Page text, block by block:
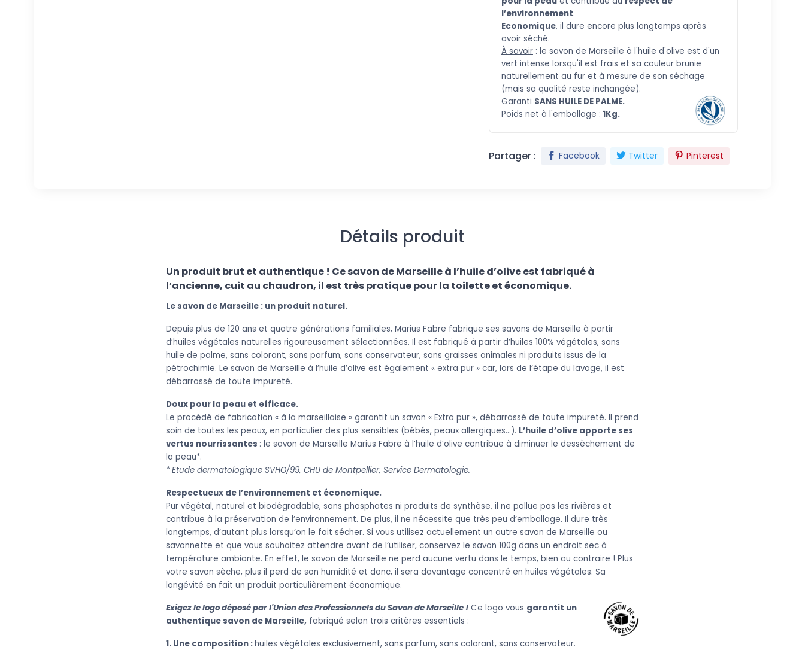
l’environnement.
Economique, il dure encore plus longtemps après
avoir séché.
À savoir: le savon de Marseille à l'huile d'olive est d'un
vert intense lorsqu'il est frais et sa couleur brunie
naturellement au fur et à mesure de son séchage
(mais sa qualité reste inchangée).
Garanti SANS HUILE DE PALME.
Poids net à l'emballage : 1Kg.
Partager : Facebook Twitter Pinterest
Détails produit
Un produit brut et authentique ! Ce savon de Marseille à l’huile d’olive est fabriqué à
l’ancienne, cuit au chaudron, il est très pratique pour la toilette et économique.
Le savon de Marseille : un produit naturel.
Depuis plus de 120 ans et quatre générations familiales, Marius Fabre fabrique ses savons de Marseille à partir
d’huiles végétales naturelles rigoureusement sélectionnées. Il est fabriqué à partir d’huiles 100% végétales, sans
huile de palme, sans colorant, sans parfum, sans conservateur, sans graisses animales ni produits issus de la
pétrochimie. Le savon de Marseille à l’huile d’olive est également « extra pur » car, lors de l’étape du lavage, il est
débarrassé de toute impureté.
Doux pour la peau et efficace.
Le procédé de fabrication « à la marseillaise » garantit un savon « Extra pur », débarrassé de toute impureté. Il prend
soin de toutes les peaux, en particulier des plus sensibles (bébés, peaux allergiques…). L’huile d’olive apporte ses
vertus nourrissantes : le savon de Marseille Marius Fabre à l’huile d’olive contribue à diminuer le dessèchement de
la peau*.
* Etude dermatologique SVHO/99, CHU de Montpellier, Service Dermatologie.
Respectueux de l’environnement et économique.
Pur végétal, naturel et biodégradable, sans phosphates ni produits de synthèse, il ne pollue pas les rivières et
contribue à la préservation de l’environnement. De plus, il ne nécessite que très peu d’emballage. Il dure très
longtemps, d’autant plus lorsqu’on le fait sécher. Si vous utilisez actuellement un autre savon de Marseille ou
savonnette et que vous souhaitez attendre avant de l’utiliser, conservez le savon 100g dans un endroit sec à
température ambiante. En effet, le savon de Marseille ne perd aucune vertu dans le temps, bien au contraire ! Plus
votre savon sèche, plus il perd de son humidité et donc, il sera davantage concentré en huiles végétales. Sa
longévité en fait un produit particulièrement économique.
Exigez le logo déposé par l'Union des Professionnels du Savon de Marseille ! Ce logo vous garantit un
authentique savon de Marseille, fabriqué selon trois critères essentiels :
1. Une composition :huiles végétales exclusivement, sans parfum, sans colorant, sans conservateur.